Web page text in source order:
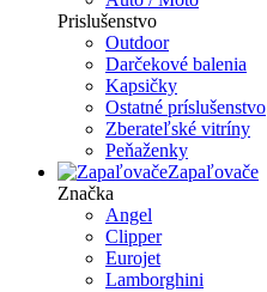
Prislušenstvo
Outdoor
Darčekové balenia
Kapsičky
Ostatné príslušenstvo
Zberateľské vitríny
Peňaženky
Zapaľovače
Značka
Angel
Clipper
Eurojet
Lamborghini